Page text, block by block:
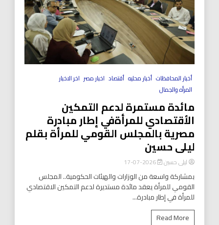
أخبار المحافظات أخبار محليه أقتصاد اخبار مصر اخر الاخبار
المرأه والجمال
مائدة مستمرة لدعم التمكين
الأقتصادي للمرأةفي إطار مبادرة
مصرية بالمجلس القومي للمرأة بقلم
ليلى حسين
ليلى حسين 2026-07-17
بمشاركة واسعة من الوزارات والهيئات الحكومية.. المجلس
القومي للمرأة يعقد مائدة مستديرة لدعم التمكين الاقتصادي
للمرأة في إطار مبادرة...
Read More